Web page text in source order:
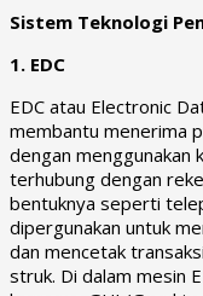
Sistem Teknologi
1. EDC
EDC atau Electronic
membantu menerima
dengan menggunakan
terhubung dengan
bentuknya seperti
dipergunakan untuk
dan mencetak
struk. Di dalam mesin